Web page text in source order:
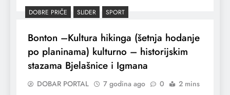
DOBRE PRIČE SLIDER SPORT
Bonton –Kultura hikinga (šetnja hodanje
po planinama) kulturno – historijskim
stazama Bjelašnice i Igmana
DOBAR PORTAL 7 godina ago 0 2 mins